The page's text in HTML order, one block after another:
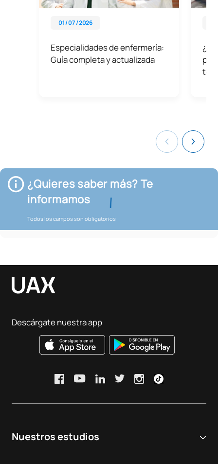
01 / 07 / 2026
Especialidades de enfermería:
Guía completa y actualizada
¿Quieres saber más? Te
informamos
Todos los campos son obligatorios
Nuestros estudios
Descárgate nuestra app